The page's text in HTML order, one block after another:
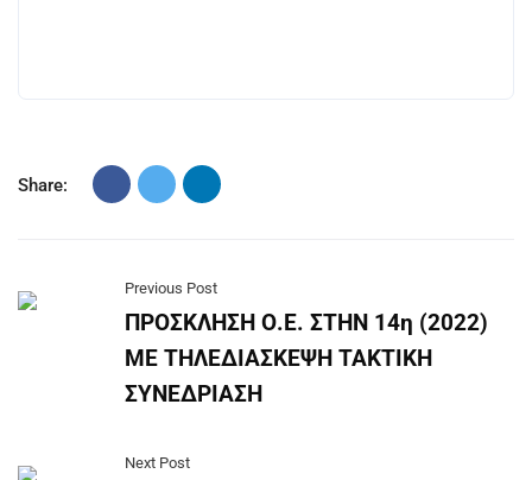
Share:
Previous Post
ΠΡΟΣΚΛΗΣΗ Ο.Ε. ΣΤΗΝ 14η (2022)
ΜΕ ΤΗΛΕΔΙΑΣΚΕΨΗ ΤΑΚΤΙΚΗ
ΣΥΝΕΔΡΙΑΣΗ
Next Post